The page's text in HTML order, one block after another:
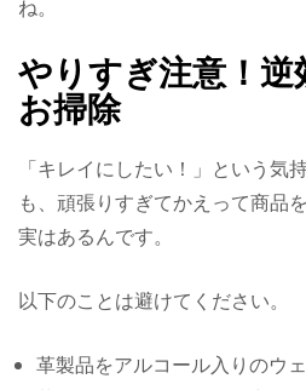
ね。
やりすぎ注意！逆
お掃除
「キレイにしたい！」という気
も、頑張りすぎてかえって商品
実はあるんです。
以下のことは避けてください。
革製品をアルコール入りのウ